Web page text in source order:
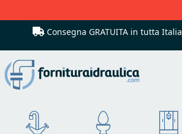
Consegna GRATUITA in tutta Italia